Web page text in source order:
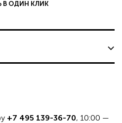
В ОДИН КЛИК
+7 495 139-36-70, 10:00 —